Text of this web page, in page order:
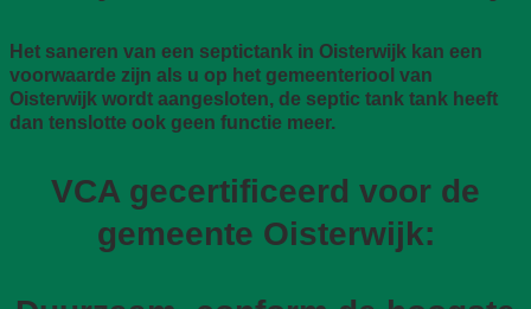
Het saneren van een septictank in Oisterwijk kan een
voorwaarde zijn als u op het gemeenteriool van
Oisterwijk wordt aangesloten, de septic tank tank heeft
dan tenslotte ook geen functie meer.
VCA gecertificeerd voor de
gemeente Oisterwijk: